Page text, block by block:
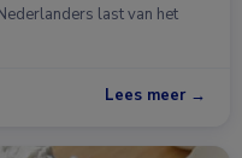
last van het
Lees meer →